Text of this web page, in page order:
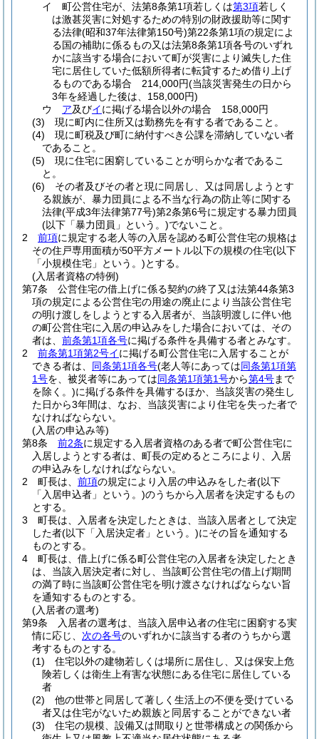
イ
町公営住宅が、法第8条第1項若しくは第3項若しく
は激甚災害に対処するための特別の財政援助等に関す
る法律(昭和37年法律第150号)第22条第1項の規定によ
る国の補助に係るもの又は法第8条第1項各号のいずれ
かに該当する場合において町が災害により滅失した住
宅に居住していた低額所得者に転貸するため借り上げ
るものである場合 214,000円(当該災害発生の日から
3年を経過した後は、158,000円)
ウ
ア及びイに掲げる場合以外の場合 158,000円
(3)
現に町内に住所又は勤務先を有する者であること。
(4)
現に町税及び町に納付すべき公課を滞納していない者
であること。
(5)
現に住宅に困窮していることが明らかな者であるこ
と。
(6)
その者及びその者と現に同居し、又は同居しようとす
る親族が、暴力団員による不当な行為の防止等に関する
法律(平成3年法律第77号)第2条第6号に規定する暴力団員
(以下「暴力団員」という。)でないこと。
2
前項に規定する老人等の入居を認める町公営住宅の規格は
その住戸専用面積が50平方メートル以下の規模の住宅(以下
「小規模住宅」という。)とする。
(入居者資格の特例)
第7条
公営住宅の借上げに係る契約の終了又は法第44条第3
項の規定による公営住宅の用途の廃止により当該公営住宅
の明け渡しをしようとする入居者が、当該明渡しに伴い他
の町公営住宅に入居の申込みをした場合においては、その
者は、 前条第1項各号に掲げる条件を具備する者とみなす。
2
前条第1項第2号イに掲げる町公営住宅に入居することが
できる者は、 同条第1項各号(老人等にあっては同条第1項第
1号を、被災者等にあっては同条第1項第1号から第4号まで
を除く。)に掲げる条件を具備するほか、当該災害の発生し
た日から3年間は、なお、当該災害により住宅を失った者で
なければならない。
(入居の申込み等)
第8条
前2条に規定する入居者資格のある者で町公営住宅に
入居しようとする者は、町長の定めるところにより、入居
の申込みをしなければならない。
2
町長は、 前項の規定により入居の申込みをした者(以下
「入居申込者」という。)のうちから入居者を決定するもの
とする。
3
町長は、入居者を決定したときは、当該入居者として決定
した者(以下「入居決定者」という。)にその旨を通知する
ものとする。
4
町長は、借上げに係る町公営住宅の入居者を決定したとき
は、当該入居決定者に対し、当該町公営住宅の借上げ期間
の満了時に当該町公営住宅を明け渡さなければならない旨
を通知するものとする。
(入居者の選考)
第9条
入居者の選考は、当該入居申込者の住宅に困窮する実
情に応じ、 次の各号のいずれかに該当する者のうちから選
考するものとする。
(1)
住宅以外の建物若しくは場所に居住し、又は保安上危
険若しくは衛生上有害な状態にある住宅に居住している
者
(2)
他の世帯と同居して著しく生活上の不便を受けている
者又は住宅がないため親族と同居することができない者
(3)
住宅の規模、設備又は間取りと世帯構成との関係から